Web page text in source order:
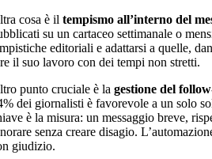
cosa è il tempismo all’interno del
su un cartaceo settimanale o
editoriali e adattarsi a quelle,
il suo lavoro con dei tempi non stretti.
punto cruciale è la gestione del
dei giornalisti è favorevole a un solo
è la misura: un messaggio breve,
senza creare disagio.
giudizio.